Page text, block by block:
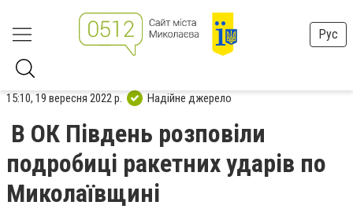
Рус
15:10, 19 вересня 2022 р. Надійне джерело
В ОК Південь розповіли
подробиці ракетних ударів по
Миколаївщині